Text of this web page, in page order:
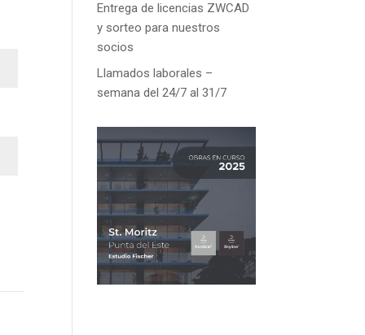
Entrega de licencias ZWCAD
y sorteo para nuestros
socios
Llamados laborales –
semana del 24/7 al 31/7